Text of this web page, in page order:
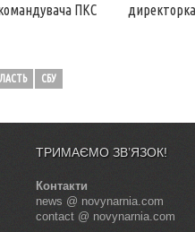
ПКС
СБУ
ТРИМАЄМО ЗВ’ЯЗОК!
Контакти
news @ novynarnia.com
contact @ novynarnia.com